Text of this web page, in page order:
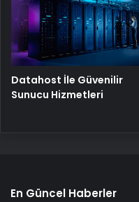
Datahost İle Güvenilir
Sunucu Hizmetleri
En Güncel Haberler